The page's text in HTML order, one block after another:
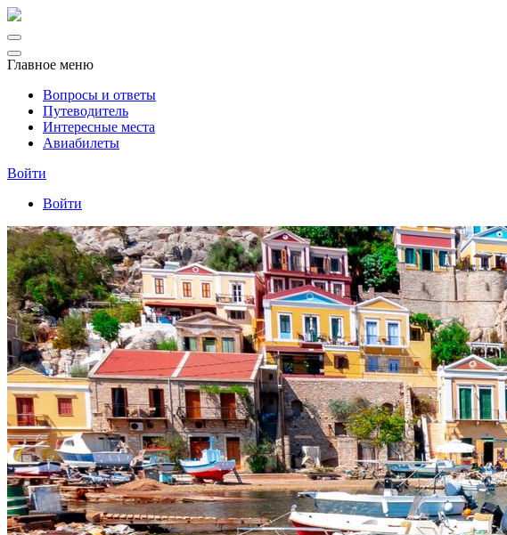
Главное меню
Вопросы и ответы
Путеводитель
Интересные места
Авиабилеты
Войти
Войти